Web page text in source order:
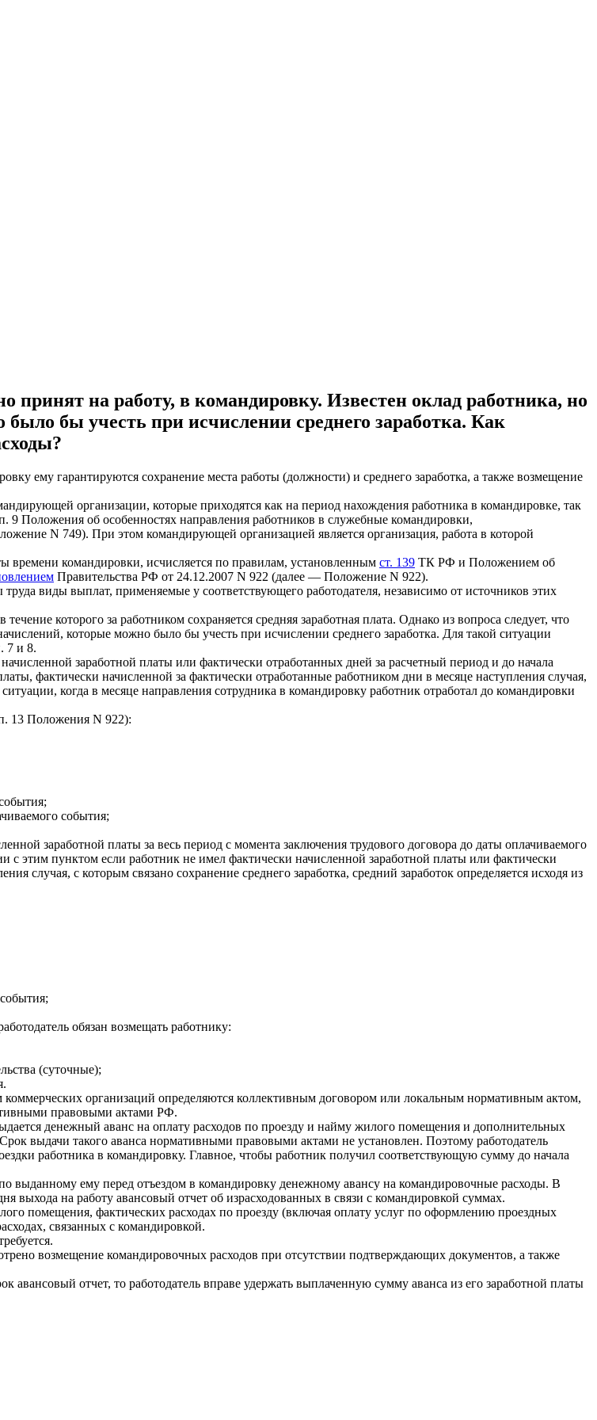
принят на работу, в командировку. Известен оклад работника, но
бы учесть при исчислении среднего заработка. Как
ему гарантируются сохранение места работы (должности) и среднего заработка, а также возмещение
организации, которые приходятся как на период нахождения работника в командировке, так
Положения об особенностях направления работников в служебные командировки,
N 749). При этом командирующей организацией является организация, работа в которой
времени командировки, исчисляется по правилам, установленным ст. 139 ТК РФ и Положением об
Правительства РФ от 24.12.2007 N 922 (далее — Положение N 922).
виды выплат, применяемые у соответствующего работодателя, независимо от источников этих
которого за работником сохраняется средняя заработная плата. Однако из вопроса следует, что
которые можно было бы учесть при исчислении среднего заработка. Для такой ситуации
7 и 8.
заработной платы или фактически отработанных дней за расчетный период и до начала
фактически начисленной за фактически отработанные работником дни в месяце наступления случая,
когда в месяце направления сотрудника в командировку работник отработал до командировки
13 Положения N 922):
события;
заработной платы за весь период с момента заключения трудового договора до даты оплачиваемого
этим пунктом если работник не имел фактически начисленной заработной платы или фактически
случая, с которым связано сохранение среднего заработка, средний заработок определяется исходя из
обязан возмещать работнику:
(суточные);
организаций определяются коллективным договором или локальным нормативным актом,
правовыми актами РФ.
денежный аванс на оплату расходов по проезду и найму жилого помещения и дополнительных
выдачи такого аванса нормативными правовыми актами не установлен. Поэтому работодатель
работника в командировку. Главное, чтобы работник получил соответствующую сумму до начала
выданному ему перед отъездом в командировку денежному авансу на командировочные расходы. В
выхода на работу авансовый отчет об израсходованных в связи с командировкой суммах.
помещения, фактических расходах по проезду (включая оплату услуг по оформлению проездных
связанных с командировкой.
возмещение командировочных расходов при отсутствии подтверждающих документов, а также
отчет, то работодатель вправе удержать выплаченную сумму аванса из его заработной платы